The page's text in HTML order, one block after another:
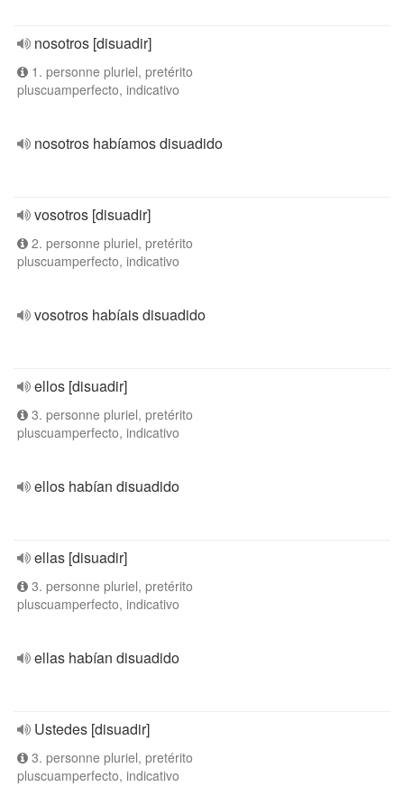
nosotros [disuadir]
1. personne pluriel, pretérito
pluscuamperfecto, indicativo
nosotros habíamos disuadido
vosotros [disuadir]
2. personne pluriel, pretérito
pluscuamperfecto, indicativo
vosotros habíais disuadido
ellos [disuadir]
3. personne pluriel, pretérito
pluscuamperfecto, indicativo
ellos habían disuadido
ellas [disuadir]
3. personne pluriel, pretérito
pluscuamperfecto, indicativo
ellas habían disuadido
Ustedes [disuadir]
3. personne pluriel, pretérito
pluscuamperfecto, indicativo